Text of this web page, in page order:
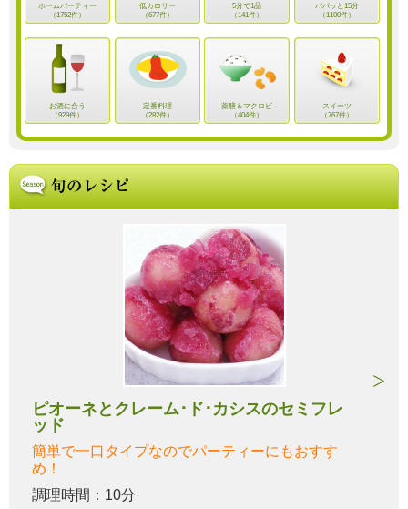
ホームパーティー
（1752件）
低カロリー
（677件）
5分で1品
（141件）
パパッと15分
（1100件）
お酒に合う
（929件）
定番料理
（282件）
薬膳＆マクロビ
（404件）
スイーツ
（767件）
ピオーネとクレーム･ド･カシスのセミフレ
ッド
簡単で一口タイプなのでパーティーにもおすす
め！
調理時間：10分